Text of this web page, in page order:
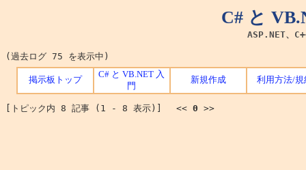
C# と
ASP.NET、
(過去ログ 75 を表示中)
掲示板トップ
C# と VB.NET 入
門
新規作成 利用方法/規
[トピック内 8 記事 (1 - 8 表示)] << 0 >>